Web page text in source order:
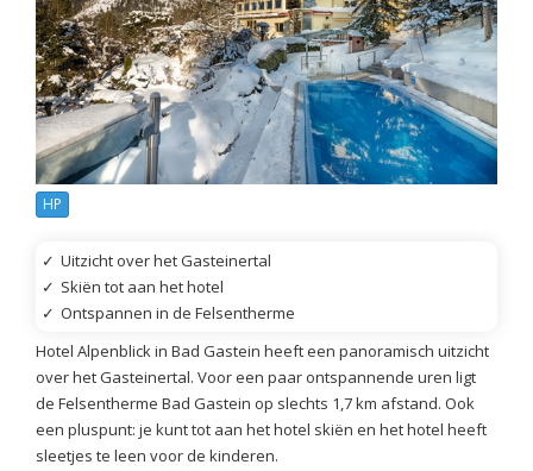
HP
✓ Uitzicht over het Gasteinertal
✓ Skiën tot aan het hotel
✓ Ontspannen in de Felsentherme
Hotel Alpenblick in Bad Gastein heeft een panoramisch uitzicht
over het Gasteinertal. Voor een paar ontspannende uren ligt
de Felsentherme Bad Gastein op slechts 1,7 km afstand. Ook
een pluspunt: je kunt tot aan het hotel skiën en het hotel heeft
sleetjes te leen voor de kinderen.